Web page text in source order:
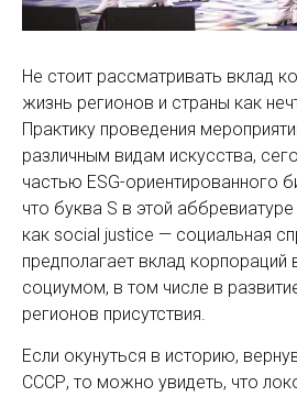
Не стоит рассматривать вклад
жизнь регионов и страны как
Практику проведения
различным видам искусства,
частью ESG-ориентированного
что буква S в этой
как social justice — социальная
предполагает вклад корпораций
социумом, в том числе в
регионов присутствия.
Если окунуться в историю,
СССР, то можно увидеть, что